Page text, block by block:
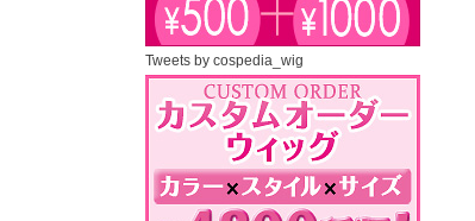
Tweets by cospedia_wig